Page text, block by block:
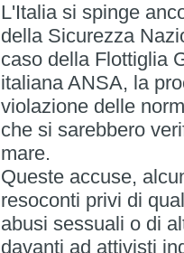
L'Italia si spinge
della Sicurezza
caso della Flottiglia
italiana ANSA, la
violazione delle
che si sarebbero
Queste accuse,
resoconti privi di
abusi sessuali o di
davanti ad attivisti